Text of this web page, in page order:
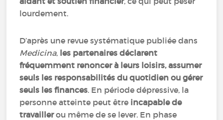
lourdement.
D’après une revue systématique publiée dans
Medicina, les partenaires déclarent
fréquemment renoncer à leurs loisirs, assumer
seuls les responsabilités du quotidien ou gérer
seuls les finances. En période dépressive, la
personne atteinte peut être incapable de
travaillerou même de se lever. En phase